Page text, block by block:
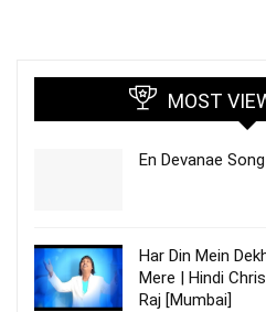
MOST
En Devanae
Har Din Mein
Mere | Hindi
Raj [Mumbai]